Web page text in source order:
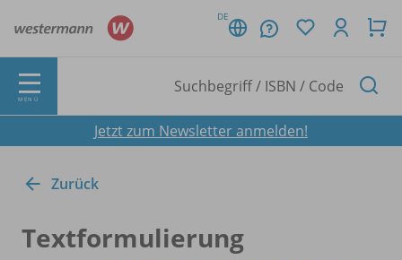
DE
MENÜ
Jetzt zum Newsletter anmelden!
Zurück
Textformulierung